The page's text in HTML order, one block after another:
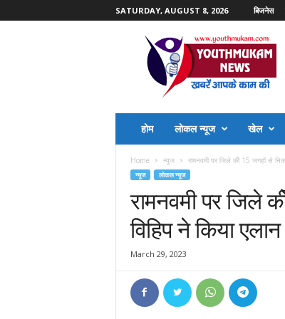
SATURDAY, AUGUST 8, 2026 बिजनेस
होम लोकल न्यूज खेल
Home न्यूज रामनवमी पर जिले कीे 15 जगहों से
न्यूज लोकल न्यूज
रामनवमी पर जिले
विहिप ने किया एलान
March 29, 2023